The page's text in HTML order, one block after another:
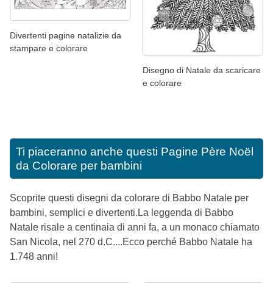
Divertenti pagine natalizie da
stampare e colorare
Disegno di Natale da scaricare
e colorare
Ti piaceranno anche questi Pagine Père Noël
da Colorare per bambini
Scoprite questi disegni da colorare di Babbo Natale per
bambini, semplici e divertenti.La leggenda di Babbo
Natale risale a centinaia di anni fa, a un monaco chiamato
San Nicola, nel 270 d.C....Ecco perché Babbo Natale ha
1.748 anni!